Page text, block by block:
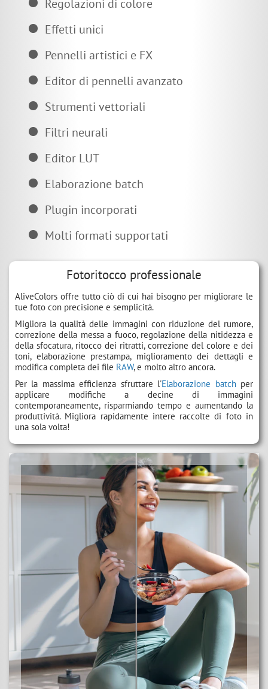
Regolazioni di colore
Effetti unici
Pennelli artistici e FX
Editor di pennelli avanzato
Strumenti vettoriali
Filtri neurali
Editor LUT
Elaborazione batch
Plugin incorporati
Molti formati supportati
Fotoritocco professionale
AliveColors offre tutto ciò di cui hai bisogno per migliorare le
tue foto con precisione e semplicità.
Migliora la qualità delle immagini con riduzione del rumore,
correzione della messa a fuoco, regolazione della nitidezza e
della sfocatura, ritocco dei ritratti, correzione del colore e dei
toni, elaborazione prestampa, miglioramento dei dettagli e
modifica completa dei file RAW, e molto altro ancora.
Per la massima efficienza sfruttare l'Elaborazione batchper
applicare modifiche a decine di immagini
contemporaneamente, risparmiando tempo e aumentando la
produttività. Migliora rapidamente intere raccolte di foto in
una sola volta!